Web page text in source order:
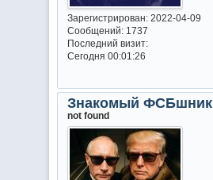
Зарегистрирован: 2022-04-09
Сообщений:1737
Последний визит:
Сегодня 00:01:26
Знакомый ФСБшник
not found